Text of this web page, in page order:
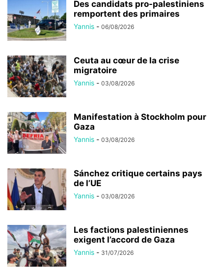
Des candidats pro-palestiniens
remportent des primaires
Yannis - 06/08/2026
Ceuta au cœur de la crise
migratoire
Yannis - 03/08/2026
Manifestation à Stockholm pour
Gaza
Yannis - 03/08/2026
Sánchez critique certains pays
de l’UE
Yannis - 03/08/2026
Les factions palestiniennes
exigent l’accord de Gaza
Yannis - 31/07/2026